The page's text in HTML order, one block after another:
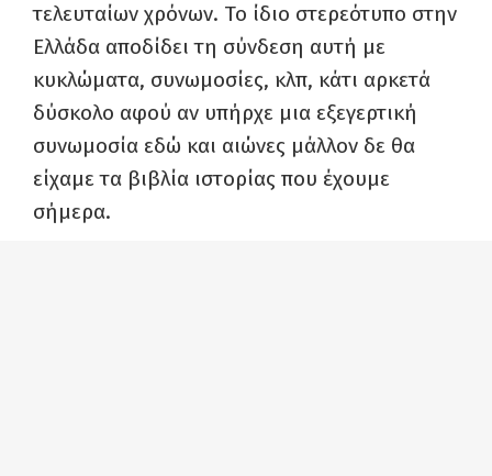
τελευταίων χρόνων. Το ίδιο στερεότυπο στην
Ελλάδα αποδίδει τη σύνδεση αυτή με
κυκλώματα, συνωμοσίες, κλπ, κάτι αρκετά
δύσκολο αφού αν υπήρχε μια εξεγερτική
συνωμοσία εδώ και αιώνες μάλλον δε θα
είχαμε τα βιβλία ιστορίας που έχουμε
σήμερα.